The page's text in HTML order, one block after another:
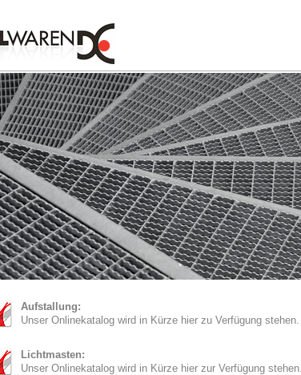
Aufstallung:
Unser Onlinekatalog wird in Kürze hier zu Verfügung stehen.
Lichtmasten:
Unser Onlinekatalog wird in Kürze hier zur Verfügung stehen.